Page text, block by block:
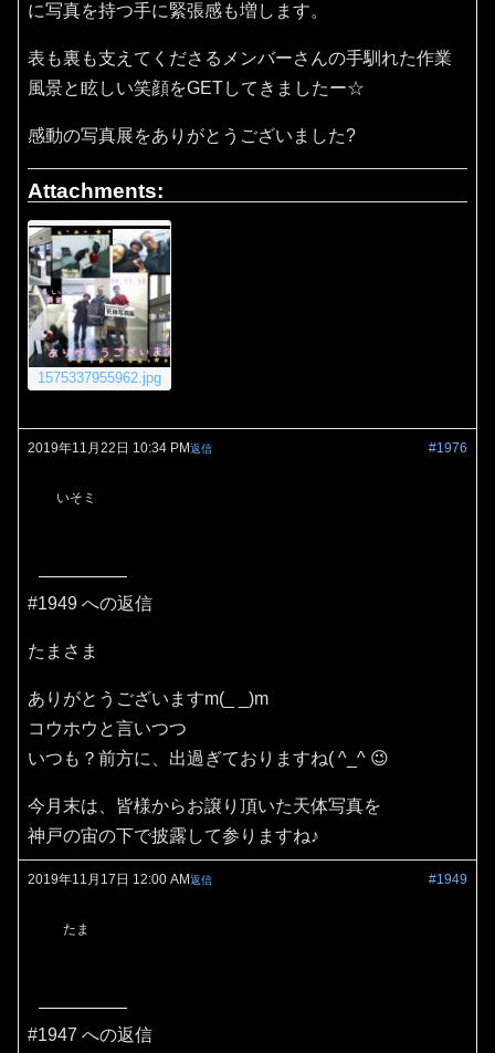
に写真を持つ手に緊張感も増します。
表も裏も支えてくださるメンバーさんの手馴れた作業
風景と眩しい笑顔をGETしてきましたー☆
感動の写真展をありがとうございました?
Attachments:
1575337955962.jpg
2019年11月22日 10:34 PM #1976
返信
いそミ
#1949 への返信
たまさま
ありがとうございますm(_ _)m
コウホウと言いつつ
いつも？前方に、出過ぎておりますね( ^_^ 😉
今月末は、皆様からお譲り頂いた天体写真を
神戸の宙の下で披露して参りますね♪
2019年11月17日 12:00 AM #1949
返信
たま
#1947 への返信